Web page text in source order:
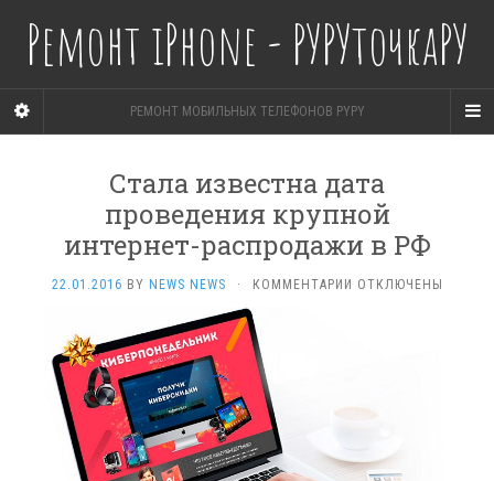
Ремонт iPhone - РУРУточкаРУ
РЕМОНТ МОБИЛЬНЫХ ТЕЛЕФОНОВ PYPY
Стала известна дата
проведения крупной
интернет-распродажи в РФ
22.01.2016 BY NEWS NEWS · КОММЕНТАРИИ К
КРУПНОЙ
В
ОТКЛЮЧЕНЫ